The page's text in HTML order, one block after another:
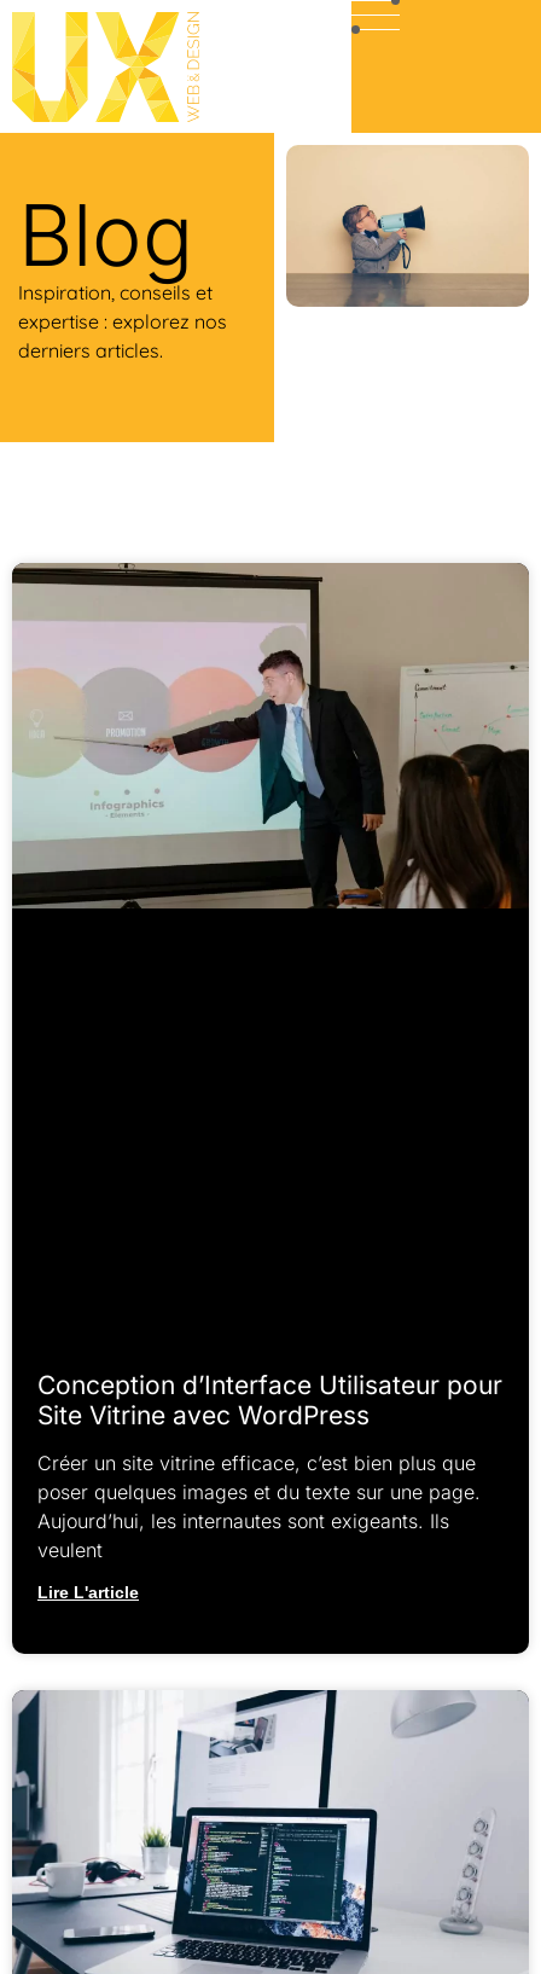
Blog
Inspiration, conseils et
expertise : explorez nos
derniers articles.
Conception d’Interface Utilisateur pour
Site Vitrine avec WordPress
Créer un site vitrine efficace, c’est bien plus que
poser quelques images et du texte sur une page.
Aujourd’hui, les internautes sont exigeants. Ils
veulent
Lire L'article